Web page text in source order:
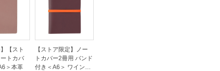
【スト
トカバ
＞本革
【ストア限定】ノー
トカバー2冊用 バンド
付き＜A6＞ ワイン…